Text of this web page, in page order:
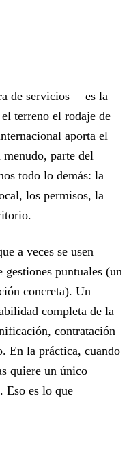
de servicios— es la
terreno el rodaje de
aporta el
parte del
todo lo demás: la
los permisos, la
a veces se usen
puntuales (un
concreta). Un
completa de la
contratación
En la práctica, cuando
quiere un único
Eso es lo que